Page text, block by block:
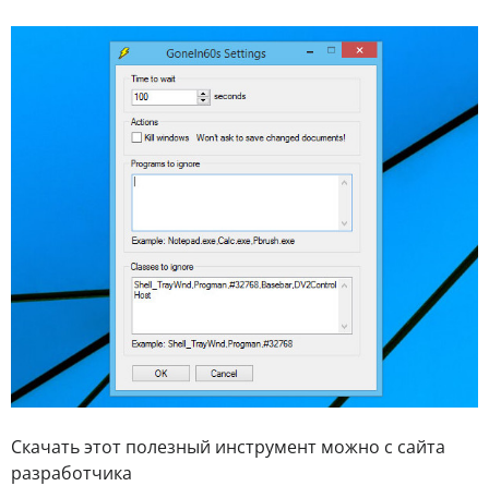
Скачать этот полезный инструмент можно с сайта
разработчика